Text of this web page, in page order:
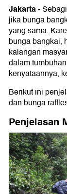
Bunga
1. Nama
1.
2.
4. Cara
5. Jenis
Rafflesia
Jakarta-
jika bunga
yang sama.
bunga bangkai,
kalangan
dalam
kenyataannya,
Berikut ini
dan bunga
Penjelasan